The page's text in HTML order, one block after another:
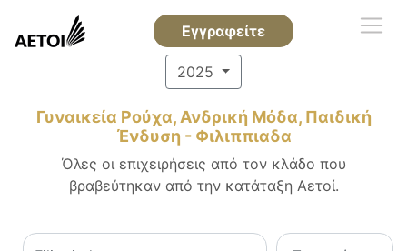
Εγγραφείτε
2025
Γυναικεία Ρούχα, Ανδρική Μόδα, Παιδική
Ένδυση - Φιλιππιαδα
Όλες οι επιχειρήσεις από τον κλάδο που
βραβεύτηκαν από την κατάταξη Αετοί.